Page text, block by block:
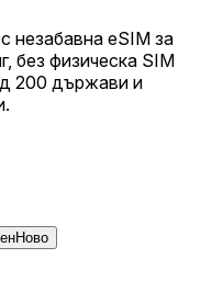
незабавна eSIM за
без физическа SIM
200 държави и
Ново